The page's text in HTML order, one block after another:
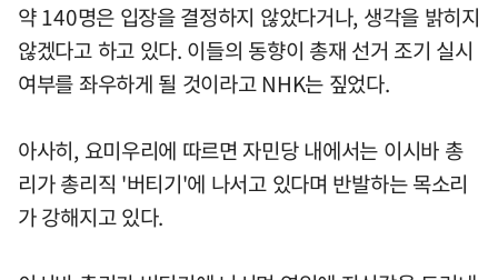
약 140명은 입장을 결정하지 않았다거나, 생각을 밝히지
않겠다고 하고 있다. 이들의 동향이 총재 선거 조기 실시
여부를 좌우하게 될 것이라고 NHK는 짚었다.
아사히, 요미우리에 따르면 자민당 내에서는 이시바 총
리가 총리직 '버티기'에 나서고 있다며 반발하는 목소리
가 강해지고 있다.